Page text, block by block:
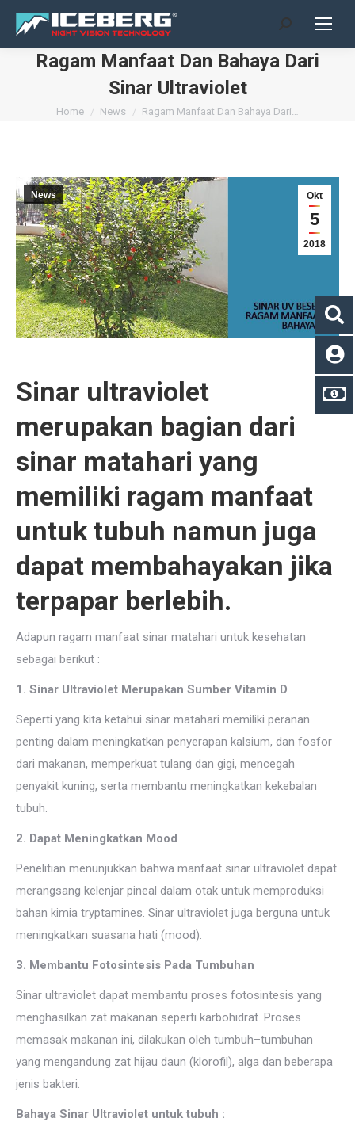
Search:
Ragam Manfaat Dan Bahaya Dari
Sinar Ultraviolet
You are here:
Home News Ragam Manfaat Dan Bahaya Dari…
Okt
5
2018
News
Sinar ultraviolet
merupakan bagian dari
sinar matahari yang
memiliki ragam manfaat
untuk tubuh namun juga
dapat membahayakan jika
terpapar berlebih.
Adapun ragam manfaat sinar matahari untuk kesehatan
sebagai berikut :
1. Sinar Ultraviolet Merupakan Sumber Vitamin D
Seperti yang kita ketahui sinar matahari memiliki peranan
penting dalam meningkatkan penyerapan kalsium, dan fosfor
dari makanan, memperkuat tulang dan gigi, mencegah
penyakit kuning, serta membantu meningkatkan kekebalan
tubuh.
2. Dapat Meningkatkan Mood
Penelitian menunjukkan bahwa manfaat sinar ultraviolet dapat
merangsang kelenjar pineal dalam otak untuk memproduksi
bahan kimia tryptamines. Sinar ultraviolet juga berguna untuk
meningkatkan suasana hati (mood).
3. Membantu Fotosintesis Pada Tumbuhan
Sinar ultraviolet dapat membantu proses fotosintesis yang
menghasilkan zat makanan seperti karbohidrat. Proses
memasak makanan ini, dilakukan oleh tumbuh–tumbuhan
yang mengandung zat hijau daun (klorofil), alga dan beberapa
jenis bakteri.
Bahaya Sinar Ultraviolet untuk tubuh :